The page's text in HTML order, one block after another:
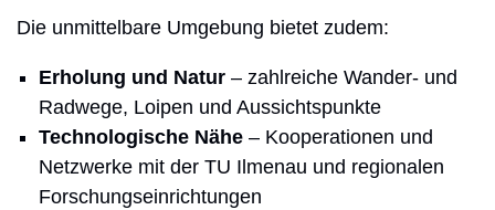
Die unmittelbare Umgebung bietet zudem:
Erholung und Natur – zahlreiche Wander- und
Radwege, Loipen und Aussichtspunkte
Technologische Nähe – Kooperationen und
Netzwerke mit der TU Ilmenau und regionalen
Forschungseinrichtungen